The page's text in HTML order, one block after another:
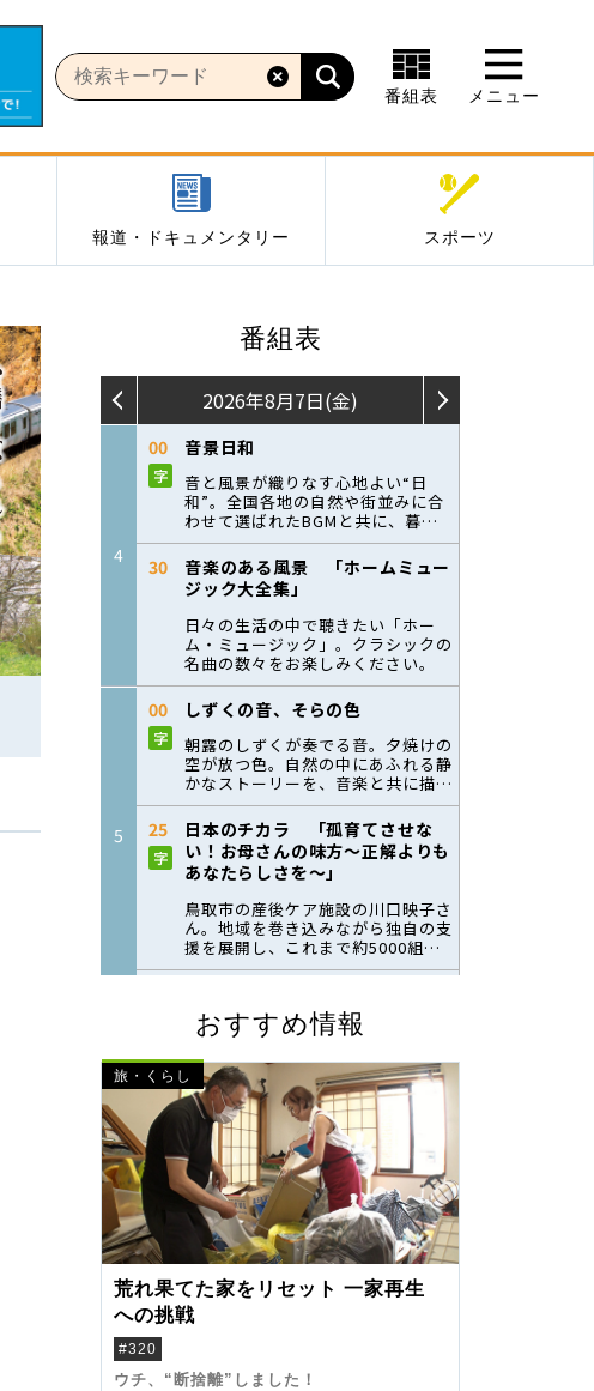
番組表 メニュー
報道・ドキュメンタリー スポーツ
番組表
おすすめ情報
旅・くらし
荒れ果てた家をリセット 一家再生
への挑戦
#320
ウチ、“断捨離”しました！